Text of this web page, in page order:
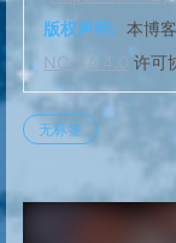
版权声明: 本博
NC-SA 4.0 许可
无标签